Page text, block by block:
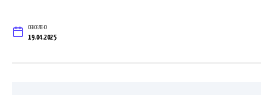
ОБНОВЛЕНО
19.04.2025